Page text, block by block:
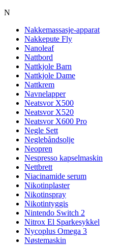
N
Nakkemassasje-apparat
Nakkepute Fly
Nanoleaf
Nattbord
Nattkjole Barn
Nattkjole Dame
Nattkrem
Navnelapper
Neatsvor X500
Neatsvor X520
Neatsvor X600 Pro
Negle Sett
Neglebåndsolje
Neopren
Nespresso kapselmaskin
Nettbrett
Niacinamide serum
Nikotinplaster
Nikotinspray
Nikotintyggis
Nintendo Switch 2
Nitrox El Sparkesykkel
Nycoplus Omega 3
Nøstemaskin